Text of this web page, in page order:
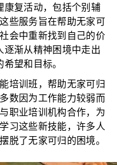
复活动，包括个别辅
些服务旨在帮助无家可
会中重新找到自己的价
渐从精神困境中走出
望和目标。
培训班，帮助无家可归
数因为工作能力较弱而
职业培训机构合作，为
习这些新技能，许多人
脱了无家可归的困境。